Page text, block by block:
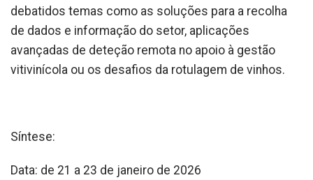
debatidos temas como as soluções para a recolha
de dados e informação do setor, aplicações
avançadas de deteção remota no apoio à gestão
vitivinícola ou os desafios da rotulagem de vinhos.
Síntese:
Data: de 21 a 23 de janeiro de 2026